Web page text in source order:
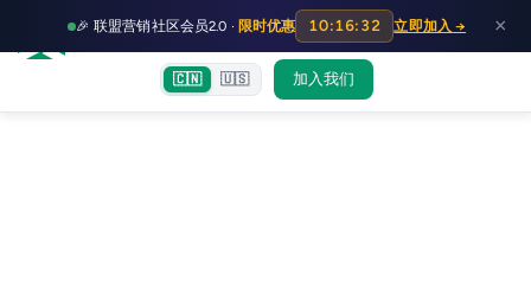
🎉 联盟营销社区会员2.0 · 限时优惠 10:16:32 立即加入 → ×
富裕者联盟 首页文章训练营
HOT
出海教程 认知偏差指南社群交流
🇨🇳 🇺🇸 加入我们